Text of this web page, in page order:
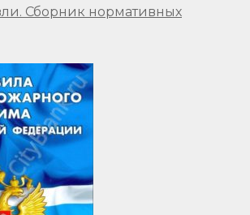
Сборник нормативных